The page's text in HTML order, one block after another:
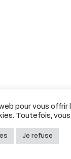
pour vous
Toutefois,
Je refuse